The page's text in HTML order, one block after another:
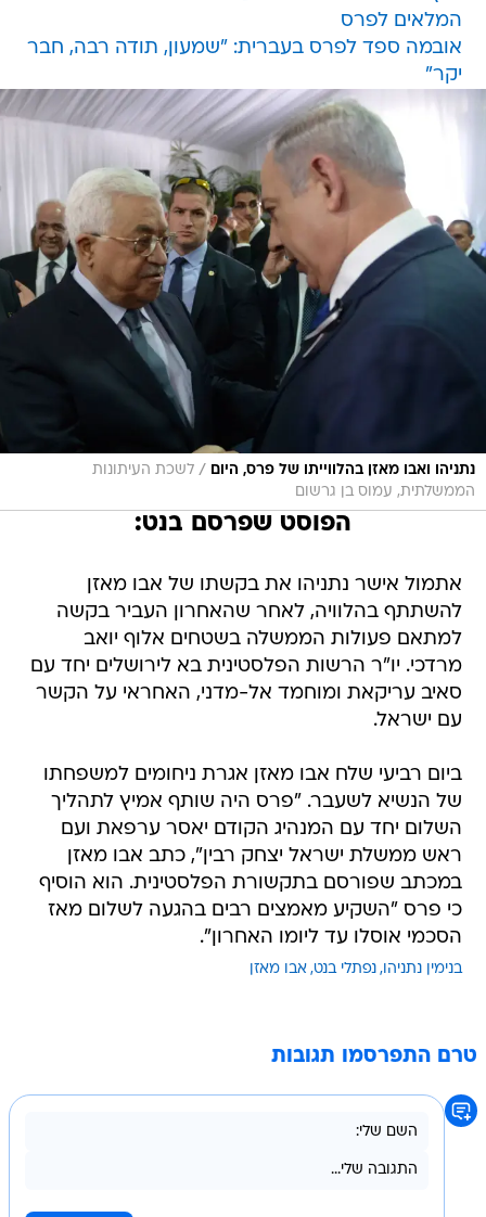
המלאים לפרס
אובמה ספד לפרס בעברית: "שמעון, תודה רבה, חבר
יקר"
נתניהו ואבו מאזן בהלווייתו של פרס, היום / לשכת העיתונות
הממשלתית, עמוס בן גרשום
הפוסט שפרסם בנט:
אתמול אישר נתניהו את בקשתו של אבו מאזן
להשתתף בהלוויה, לאחר שהאחרון העביר בקשה
למתאם פעולות הממשלה בשטחים אלוף יואב
מרדכי. יו"ר הרשות הפלסטינית בא לירושלים יחד עם
סאיב עריקאת ומוחמד אל-מדני, האחראי על הקשר
עם ישראל.
ביום רביעי שלח אבו מאזן אגרת ניחומים למשפחתו
של הנשיא לשעבר. "פרס היה שותף אמיץ לתהליך
השלום יחד עם המנהיג הקודם יאסר ערפאת ועם
ראש ממשלת ישראל יצחק רבין", כתב אבו מאזן
במכתב שפורסם בתקשורת הפלסטינית. הוא הוסיף
כי פרס "השקיע מאמצים רבים בהגעה לשלום מאז
הסכמי אוסלו עד ליומו האחרון".
בנימין נתניהו נפתלי בנט אבו מאזן
טרם התפרסמו תגובות